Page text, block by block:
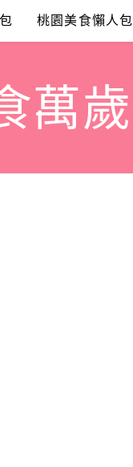
桃園美食懶人包
萬歲